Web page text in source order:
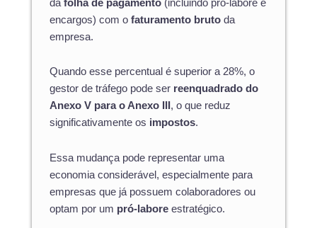
da folha de pagamento (incluindo pró-labore e
encargos) com o faturamento bruto da
empresa.
Quando esse percentual é superior a 28%, o
gestor de tráfego pode ser reenquadrado do
Anexo V para o Anexo III , o que reduz
significativamente os impostos.
Essa mudança pode representar uma
economia considerável, especialmente para
empresas que já possuem colaboradores ou
optam por um pró-labore estratégico.